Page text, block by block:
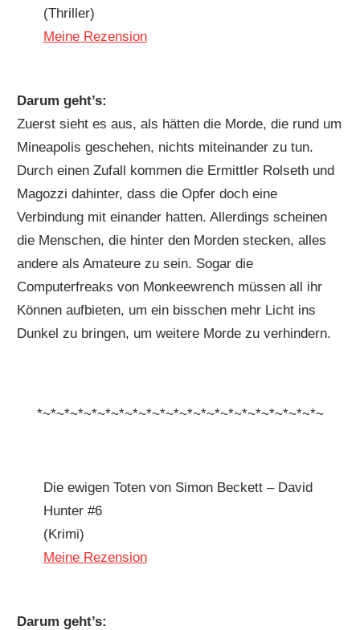
(Thriller)
Meine Rezension
Darum geht’s:
Zuerst sieht es aus, als hätten die Morde, die rund um
Mineapolis geschehen, nichts miteinander zu tun.
Durch einen Zufall kommen die Ermittler Rolseth und
Magozzi dahinter, dass die Opfer doch eine
Verbindung mit einander hatten. Allerdings scheinen
die Menschen, die hinter den Morden stecken, alles
andere als Amateure zu sein. Sogar die
Computerfreaks von Monkeewrench müssen all ihr
Können aufbieten, um ein bisschen mehr Licht ins
Dunkel zu bringen, um weitere Morde zu verhindern.
*~*~*~*~*~*~*~*~*~*~*~*~*~*~*~*~*~*~*~*~*~
Die ewigen Toten von Simon Beckett – David
Hunter #6
(Krimi)
Meine Rezension
Darum geht’s: